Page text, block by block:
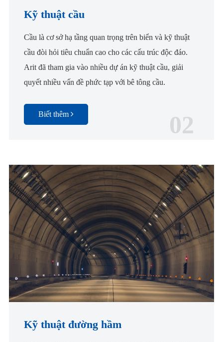
Kỹ thuật cầu
Cầu là cơ sở hạ tầng quan trọng trên biển và kỹ thuật
cầu đòi hỏi tiêu chuẩn cao cho các cấu trúc độc đáo.
Arit đã tham gia vào nhiều dự án kỹ thuật cầu, giải
quyết nhiều vấn đề phức tạp với bê tông cầu.
Biết thêm 02
Kỹ thuật đường hầm